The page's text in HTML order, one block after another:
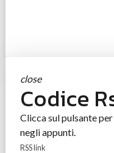
close
Codice
Clicca sul pulsante
negli appunti.
RSS link